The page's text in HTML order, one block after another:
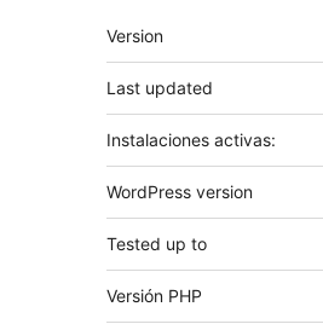
Meta
Version
Last updated
Instalaciones activas:
WordPress version
Tested up to
Versión PHP